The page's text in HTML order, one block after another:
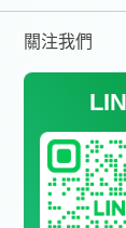
關注我們